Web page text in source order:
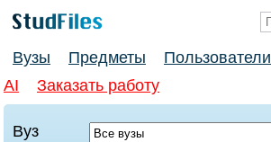
Вузы Предметы Пользователи
AI
Заказать работу
Вуз